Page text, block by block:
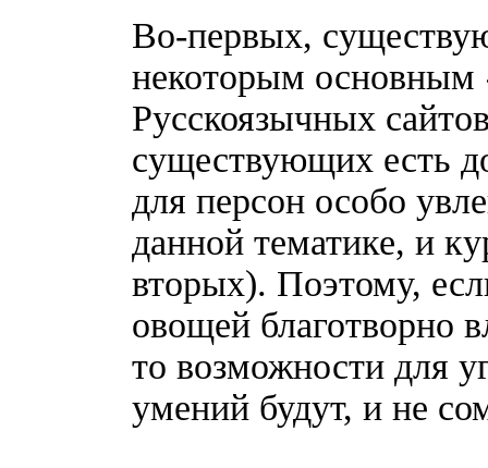
Во-первых,
некоторым основным
Русскоязычных
существующих есть
для персон особо
данной тематике, и
вторых). Поэтому,
овощей благотворно
то возможности для
умений будут, и не